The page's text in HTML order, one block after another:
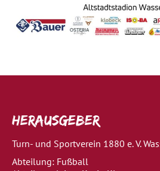
Herausgeber
Turn- und Sportverein 1880 e. V.
Abteilung: Fußball